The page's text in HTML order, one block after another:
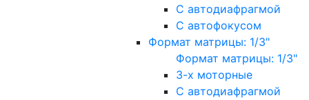
С автодиафрагмой
С автофокусом
Формат матрицы: 1/3"
Формат матрицы: 1/3"
3-х моторные
С автодиафрагмой